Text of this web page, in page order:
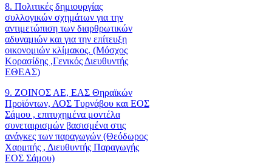
8. Πολιτικές δημιουργίας
συλλογικών σχημάτων για την
αντιμετώπιση των διαρθρωτικών
αδυναμιών και για την επίτευξη
οικονομιών κλίμακος. (Μόσχος
Κορασίδης ,Γενικός Διευθυντής
ΕΘΕΑΣ)
9. ΖΟΙΝΟΣ ΑΕ, ΕΑΣ Θηραϊκών
Προϊόντων, ΑΟΣ Τυρνάβου και ΕΟΣ
Σάμου , επιτυχημένα μοντέλα
συνεταιρισμών βασισμένα στις
ανάγκες των παραγωγών (Θεόδωρος
Χαρμπής , Διευθυντής Παραγωγής
ΕΟΣ Σάμου)